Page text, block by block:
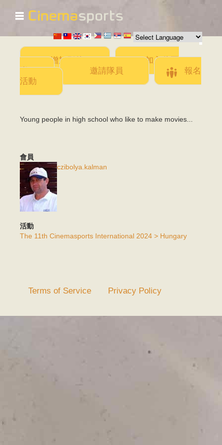
移
至
主
☰
增加影片
加入此團
隊
邀請隊員
報名
活動
Young people in high school who like to make movies...
會員
czibolya.kalman
活動
The 11th Cinemasports International 2024 > Hungary
Terms of Service Privacy Policy